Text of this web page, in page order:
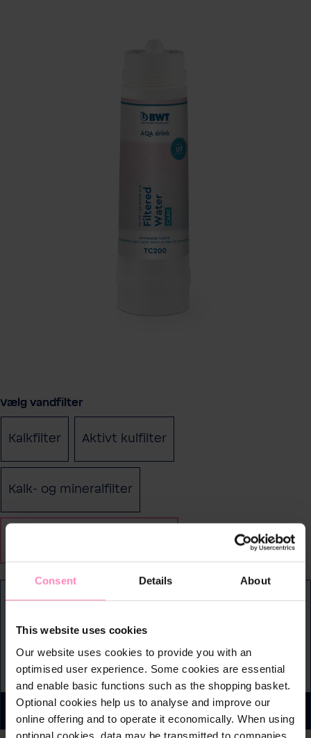
Consent Details About
This website uses cookies
Our website uses cookies to provide you with an
optimised user experience. Some cookies are essential
and enable basic functions such as the shopping basket.
Optional cookies help us to analyse and improve our
online offering and to operate it economically. When using
optional cookies, data may be transmitted to companies
Vælg
Vælg vandfilter
Kalkfilter Aktivt kulfilter
Kalk- og mineralfilter
Køb som abonnement
1.750,00 DKK
Tilføj til indkøbskurv